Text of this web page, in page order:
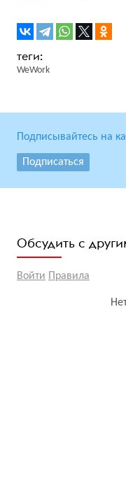
WeWork
Подписывайтесь на
Подписаться
Обсудить с
Войти Правила